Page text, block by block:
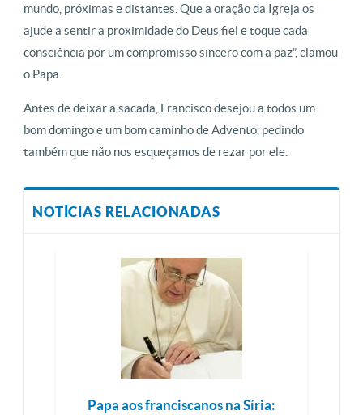
mundo, próximas e distantes. Que a oração da Igreja os
ajude a sentir a proximidade do Deus fiel e toque cada
consciência por um compromisso sincero com a paz”, clamou
o Papa.
Antes de deixar a sacada, Francisco desejou a todos um
bom domingo e um bom caminho de Advento, pedindo
também que não nos esqueçamos de rezar por ele.
NOTÍCIAS RELACIONADAS
Papa aos franciscanos na Síria: